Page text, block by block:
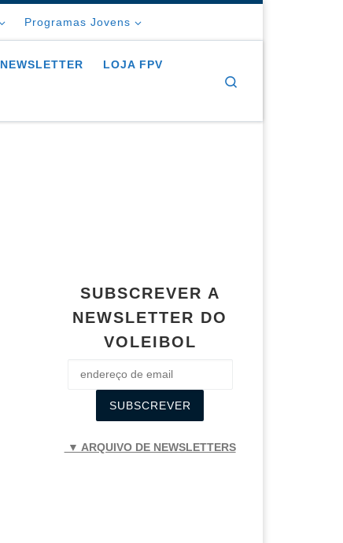
Programas Jovens
NEWSLETTER LOJA FPV
SUBSCREVER A
NEWSLETTER DO
VOLEIBOL
▼ ARQUIVO DE NEWSLETTERS